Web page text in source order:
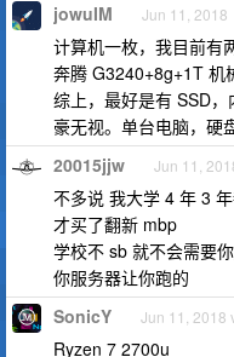
jowuIM Jun 11, 2018
计算机一枚，我目前有
奔腾 G3240+8g+1T 机
综上，最好是有 SSD
豪无视。单台电脑，硬
20015jjw Jun 11,
不多说 我大学 4 年 3
才买了翻新 mbp
学校不 sb 就不会需要
你服务器让你跑的
SonicY Jun 11, 2018
Ryzen 7 2700u